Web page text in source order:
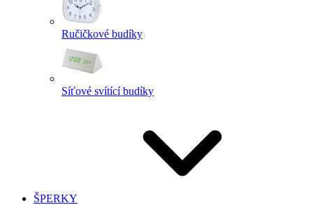
Ručičkové budíky
Síťové svítící budíky
ŠPERKY